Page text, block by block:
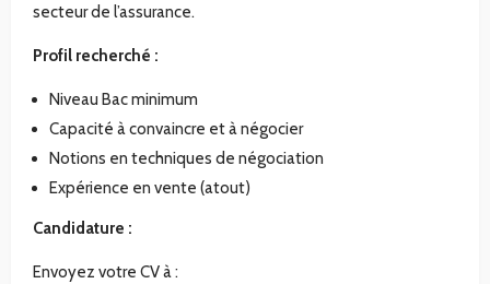
secteur de l’assurance.
Profil recherché :
Niveau Bac minimum
Capacité à convaincre et à négocier
Notions en techniques de négociation
Expérience en vente (atout)
Candidature :
Envoyez votre CV à :